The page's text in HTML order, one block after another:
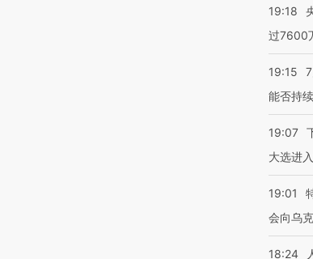
19:18
过7600
19:15
能否持
19:07
大选进
19:01
会向乌
18:24